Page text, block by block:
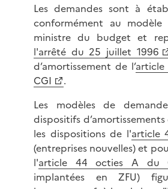
Les demandes sont à
conformément au
ministre du budget et
l'arrêté du 25 juillet 1996
d’amortissement de l’
CGI
.
Les modèles de
dispositifs
les dispositions de l'article
(entreprises nouvelles) et
l'article 44 octies A du
implantées en ZFU)